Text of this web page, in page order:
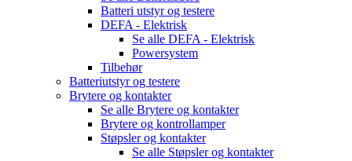
Batteri utstyr og testere
DEFA - Elektrisk
Se alle DEFA - Elektrisk
Powersystem
Tilbehør
Batteriutstyr og testere
Brytere og kontakter
Se alle Brytere og kontakter
Brytere og kontrollamper
Støpsler og kontakter
Se alle Støpsler og kontakter